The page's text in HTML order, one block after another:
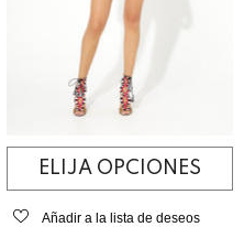
ELIJA OPCIONES
Añadir a la lista de deseos